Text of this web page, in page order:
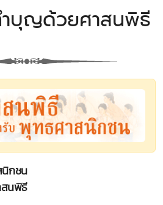
ำบุญด้วยศาสนพิธี
กชน
สนพิธี